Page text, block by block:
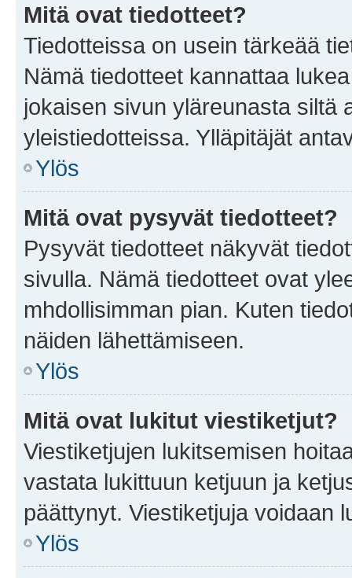
Mitä ovat tiedotteet?
Tiedotteissa on usein tärkeää
Nämä tiedotteet kannattaa
jokaisen sivun yläreunasta siltä
yleistiedotteissa. Ylläpitäjät
Ylös
Mitä ovat pysyvät tiedotteet?
Pysyvät tiedotteet näkyvät
sivulla. Nämä tiedotteet ovat
mhdollisimman pian. Kuten
näiden lähettämiseen.
Ylös
Mitä ovat lukitut viestiketjut?
Viestiketjujen lukitsemisen
vastata lukittuun ketjuun ja
päättynyt. Viestiketjuja voidaan
Ylös